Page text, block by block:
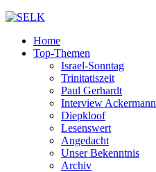
Home
Top-Themen
Israel-Sonntag
Trinitatiszeit
Paul Gerhardt
Interview Ackermann
Diepkloof
Lesenswert
Angedacht
Unser Bekenntnis
Archiv